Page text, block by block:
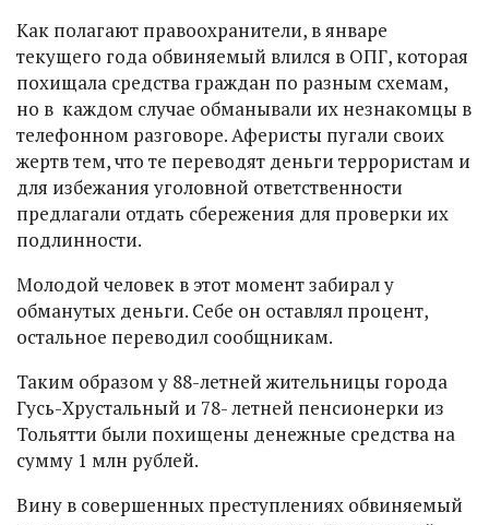
Как полагают правоохранители, в январе
текущего года обвиняемый влился в ОПГ, которая
похищала средства граждан по разным схемам,
но в каждом случае обманывали их незнакомцы в
телефонном разговоре. Аферисты пугали своих
жертв тем, что те переводят деньги террористам и
для избежания уголовной ответственности
предлагали отдать сбережения для проверки их
подлинности.
Молодой человек в этот момент забирал у
обманутых деньги. Себе он оставлял процент,
остальное переводил сообщникам.
Таким образом у 88-летней жительницы города
Гусь-Хрустальный и 78- летней пенсионерки из
Тольятти были похищены денежные средства на
сумму 1 млн рублей.
Вину в совершенных преступлениях обвиняемый